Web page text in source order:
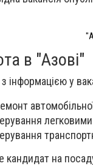
в "Азові"
з інформацією у
кандидат на